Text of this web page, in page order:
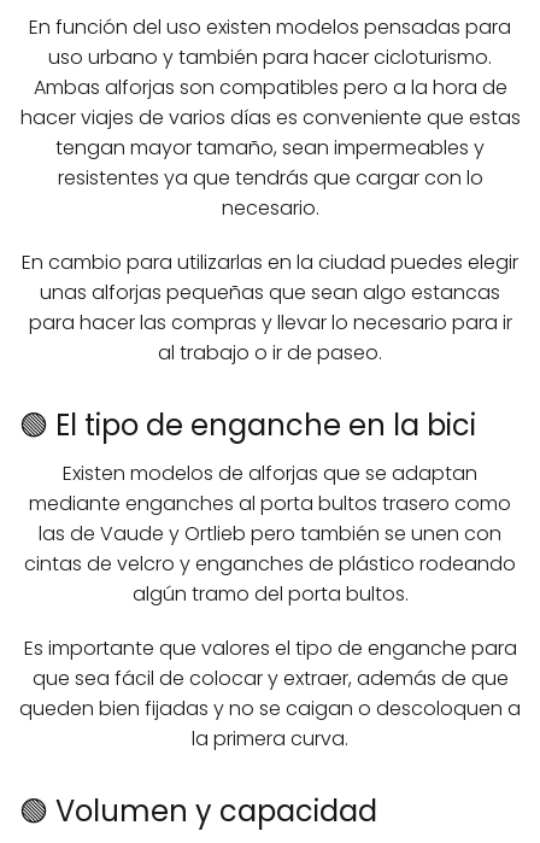
En función del uso existen modelos pensadas para
uso urbano y también para hacer cicloturismo.
Ambas alforjas son compatibles pero a la hora de
hacer viajes de varios días es conveniente que estas
tengan mayor tamaño, sean impermeables y
resistentes ya que tendrás que cargar con lo
necesario.
En cambio para utilizarlas en la ciudad puedes elegir
unas alforjas pequeñas que sean algo estancas
para hacer las compras y llevar lo necesario para ir
al trabajo o ir de paseo.
🟢 El tipo de enganche en la bici
Existen modelos de alforjas que se adaptan
mediante enganches al porta bultos trasero como
las de Vaude y Ortlieb pero también se unen con
cintas de velcro y enganches de plástico rodeando
algún tramo del porta bultos.
Es importante que valores el tipo de enganche para
que sea fácil de colocar y extraer, además de que
queden bien fijadas y no se caigan o descoloquen a
la primera curva.
🟢 Volumen y capacidad